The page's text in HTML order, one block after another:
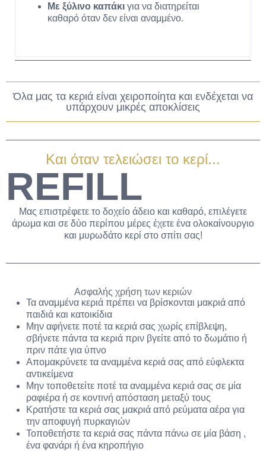
Με ξύλινο καπάκι για να διατηρείται
καθαρό όταν δεν είναι αναμμένο.
Όλα μας τα κεριά είναι χειροποίητα και ενδέχεται να
υπάρχουν μικρές αποκλίσεις
Και όταν τελειώσει το κερί...
REFILL
Μας επιστρέφετε το δοχείο άδειο και καθαρό, επιλέγετε
άρωμα και σε δύο περίπου μέρες έχετε ένα ολοκαίνουργιο
και μυρωδάτο κερί στο σπίτι σας!
Ασφαλής χρήση των κεριών
Τα αναμμένα κεριά πρέπει να βρίσκονται μακριά από
παιδιά και κατοικίδια
Μην αφήνετε ποτέ τα κεριά σας χωρίς επίβλεψη,
σβήνετε πάντα τα κεριά πριν βγείτε από το δωμάτιο ή
πριν πάτε για ύπνο
Απομακρύνετε τα αναμμένα κεριά σας από εύφλεκτα
αντικείμενα
Μην τοποθετείτε ποτέ τα αναμμένα κεριά σας σε μία
ραφιέρα ή σε κοντινή απόσταση μεταξύ τους
Κρατήστε τα κεριά σας μακριά από ρεύματα αέρα για
την αποφυγή πυρκαγιών
Τοποθετήστε τα κεριά σας πάντα πάνω σε μία βάση ,
ένα φανάρι ή ένα κηροπήγιο